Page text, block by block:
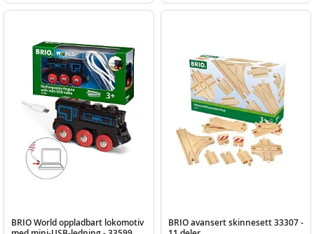
BRIO World oppladbart lokomotiv
BRIO avansert skinnesett 33307 -